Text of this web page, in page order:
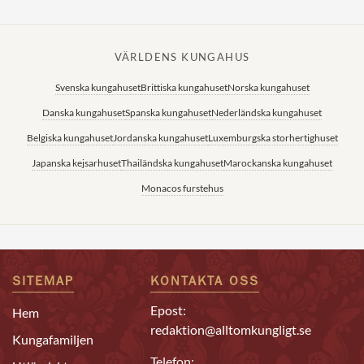
VÄRLDENS KUNGAHUS
Svenska kungahusetBrittiska kungahusetNorska kungahuset
Danska kungahusetSpanska kungahusetNederländska kungahuset
Belgiska kungahusetJordanska kungahusetLuxemburgska storhertighuset
Japanska kejsarhusetThailändska kungahusetMarockanska kungahuset
Monacos furstehus
SITEMAP
Hem
Kungafamiljen
KONTAKTA OSS
Epost:
redaktion@alltomkungligt.se